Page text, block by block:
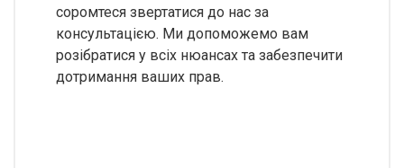
соромтеся звертатися до нас за
консультацією. Ми допоможемо вам
розібратися у всіх нюансах та забезпечити
дотримання ваших прав.